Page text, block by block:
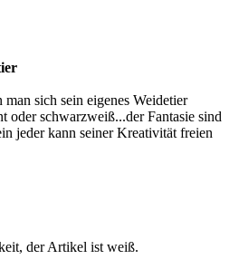
man sich sein eigenes Weidetier
oder schwarzweiß...der Fantasie sind
jeder kann seiner Kreativität freien
der Artikel ist weiß.